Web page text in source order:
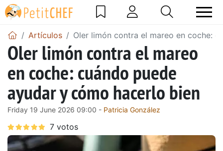
Artículos Oler limón contra el mareo en coche:
Oler limón contra el mareo
en coche: cuándo puede
ayudar y cómo hacerlo bien
Friday 19 June 2026 09:00 - Patricia González